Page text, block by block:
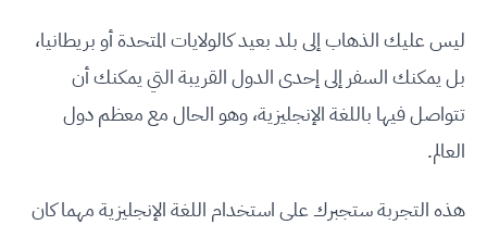
ليس عليك الذهاب إلى بلد بعيد كالولايات المتحدة أو بريطانيا،
بل يمكنك السفر إلى إحدى الدول القريبة التي يمكنك أن
تتواصل فيها باللغة الإنجليزية، وهو الحال مع معظم دول
العالم.
هذه التجربة ستجبرك على استخدام اللغة الإنجليزية مهما كان